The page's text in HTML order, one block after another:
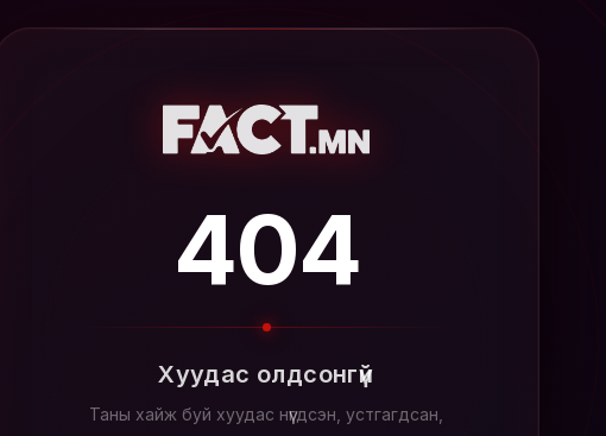
404
Хуудас олдсонгүй
Таны хайж буй хуудас нүүгдсэн, устгагдсан,